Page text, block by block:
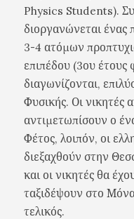
Physics Students).
διοργανώνεται ένας
3-4 ατόμων
επιπέδου (3ου έτους
διαγωνίζονται,
Φυσικής. Οι νικητές
αντιμετωπίσουν ο
Φέτος, λοιπόν, οι
διεξαχθούν στην
και οι νικητές θα
ταξιδέψουν στο
τελικός.